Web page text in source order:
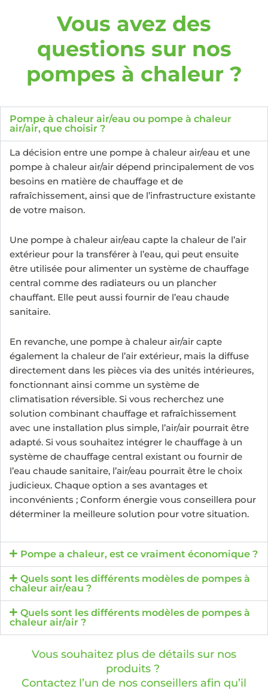
Vous avez des
questions sur nos
pompes à chaleur ?
Pompe à chaleur air/eau ou pompe à chaleur
air/air, que choisir ?
La décision entre une pompe à chaleur air/eau et une
pompe à chaleur air/air dépend principalement de vos
besoins en matière de chauffage et de
rafraîchissement, ainsi que de l’infrastructure existante
de votre maison.
Une pompe à chaleur air/eau capte la chaleur de l’air
extérieur pour la transférer à l’eau, qui peut ensuite
être utilisée pour alimenter un système de chauffage
central comme des radiateurs ou un plancher
chauffant. Elle peut aussi fournir de l’eau chaude
sanitaire.
En revanche, une pompe à chaleur air/air capte
également la chaleur de l’air extérieur, mais la diffuse
directement dans les pièces via des unités intérieures,
fonctionnant ainsi comme un système de
climatisation réversible. Si vous recherchez une
solution combinant chauffage et rafraîchissement
avec une installation plus simple, l’air/air pourrait être
adapté. Si vous souhaitez intégrer le chauffage à un
système de chauffage central existant ou fournir de
l’eau chaude sanitaire, l’air/eau pourrait être le choix
judicieux. Chaque option a ses avantages et
inconvénients ; Conform énergie vous conseillera pour
déterminer la meilleure solution pour votre situation.
Pompe a chaleur, est ce vraiment économique ?
Quels sont les différents modèles de pompes à
chaleur air/eau ?
Quels sont les différents modèles de pompes à
chaleur air/air ?
Vous souhaitez plus de détails sur nos
produits ?
Contactez l’un de nos conseillers afin qu’il